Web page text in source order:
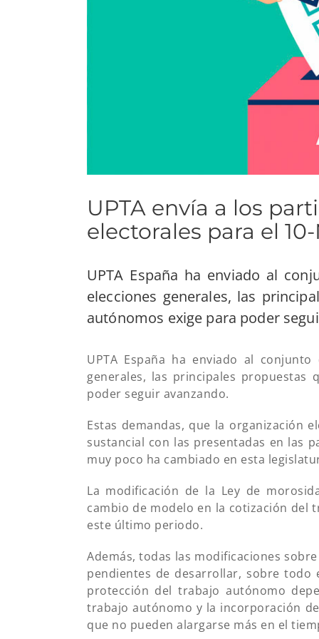
UPTA envía a los
electorales para el 10-
UPTA España ha enviado al
elecciones generales, las
autónomos exige para poder
UPTA España ha enviado al
generales, las principales propuestas
poder seguir avanzando.
Estas demandas, que la organización
sustancial con las presentadas en las
muy poco ha cambiado en esta
La modificación de la Ley de
cambio de modelo en la cotización del
este último periodo.
Además, todas las modificaciones
pendientes de desarrollar, sobre
protección del trabajo autónomo
trabajo autónomo y la incorporación
que no pueden alargarse más en el